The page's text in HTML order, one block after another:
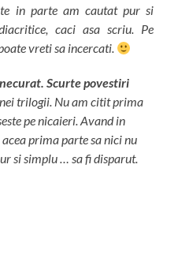
in parte am cautat pur si
caci asa scriu. Pe
vreti sa incercati.
Scurte povestiri
trilogii. Nu am citit prima
pe nicaieri. Avand in
prima parte sa nici nu
si simplu … sa fi disparut.